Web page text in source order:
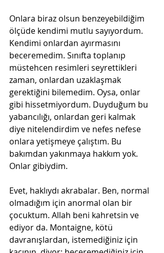
Onlara biraz olsun benzeyebildiğim
ölçüde kendimi mutlu sayıyordum.
Kendimi onlardan ayırmasını
beceremedim. Sınıfta toplanıp
müstehcen resimleri seyrettikleri
zaman, onlardan uzaklaşmak
gerektiğini bilemedim. Oysa, onlar
gibi hissetmiyordum. Duyduğum bu
yabancılığı, onlardan geri kalmak
diye nitelendirdim ve nefes nefese
onlara yetişmeye çalıştım. Bu
bakımdan yakınmaya hakkım yok.
Onlar gibiydim.
Evet, haklıydı akrabalar. Ben, normal
olmadığım için anormal olan bir
çocuktum. Allah beni kahretsin ve
ediyor da. Montaigne, kötü
davranışlardan, istemediğiniz için